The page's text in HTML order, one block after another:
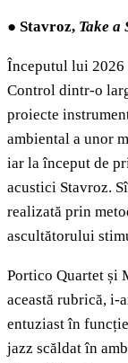
● Stavroz, Take a
Începutul lui 2026
Control dintr-o
proiecte
ambiental a unor
iar la început de
acustici Stavroz.
realizată prin
ascultătorului
Portico Quartet și
această rubrică, i-
entuziast în
jazz scăldat în